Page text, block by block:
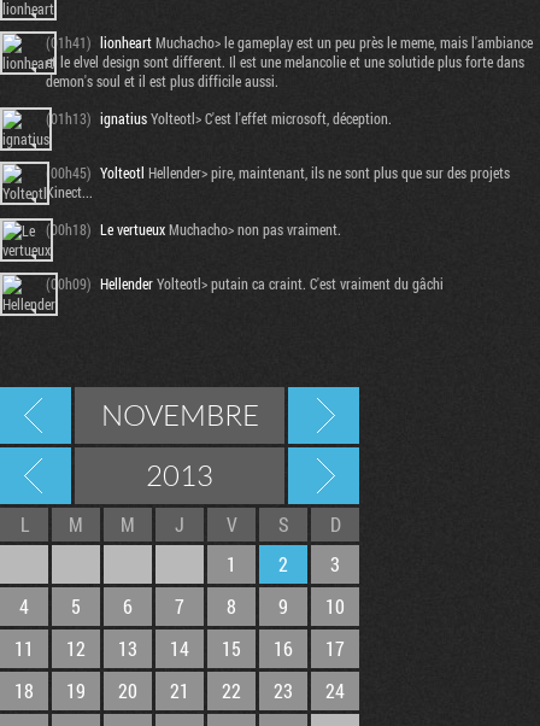
(01h41) lionheartMuchacho> le gameplay est un peu près le meme, mais l'ambiance
et le elvel design sont different. Il est une melancolie et une solutide plus forte dans
demon's soul et il est plus difficile aussi.
(01h13) ignatiusYolteotl> C'est l'effet microsoft, déception.
(00h45) Yolteotl Hellender> pire, maintenant, ils ne sont plus que sur des projets
Kinect...
(00h18) Le vertueuxMuchacho> non pas vraiment.
(00h09) HellenderYolteotl> putain ca craint. C'est vraiment du gâchi
NOVEMBRE
2013
L M M J V S
D
1
2
3
4
5 6 7 8 9
10
11
12 13 14 15 16
17
18
19 20 21 22 23
24